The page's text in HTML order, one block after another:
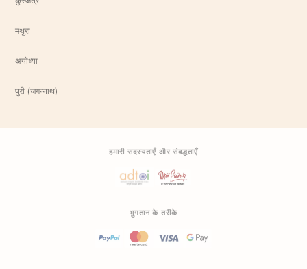
मथुरा
अयोध्या
पुरी (जगन्नाथ)
हमारी सदस्यताएँ और संबद्धताएँ
भुगतान के तरीके